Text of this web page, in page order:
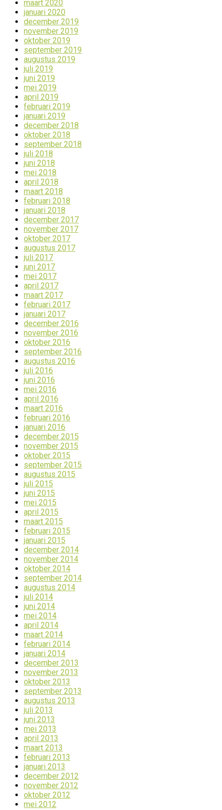
maart 2020
januari 2020
december 2019
november 2019
oktober 2019
september 2019
augustus 2019
juli 2019
juni 2019
mei 2019
april 2019
februari 2019
januari 2019
december 2018
oktober 2018
september 2018
juli 2018
juni 2018
mei 2018
april 2018
maart 2018
februari 2018
januari 2018
december 2017
november 2017
oktober 2017
augustus 2017
juli 2017
juni 2017
mei 2017
april 2017
maart 2017
februari 2017
januari 2017
december 2016
november 2016
oktober 2016
september 2016
augustus 2016
juli 2016
juni 2016
mei 2016
april 2016
maart 2016
februari 2016
januari 2016
december 2015
november 2015
oktober 2015
september 2015
augustus 2015
juli 2015
juni 2015
mei 2015
april 2015
maart 2015
februari 2015
januari 2015
december 2014
november 2014
oktober 2014
september 2014
augustus 2014
juli 2014
juni 2014
mei 2014
april 2014
maart 2014
februari 2014
januari 2014
december 2013
november 2013
oktober 2013
september 2013
augustus 2013
juli 2013
juni 2013
mei 2013
april 2013
maart 2013
februari 2013
januari 2013
december 2012
november 2012
oktober 2012
mei 2012